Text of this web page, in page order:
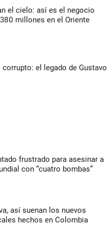
el cielo: así es el negocio
millones en el Oriente
el legado de Gustavo
frustrado para asesinar a
con “cuatro bombas”
así suenan los nuevos
hechos en Colombia